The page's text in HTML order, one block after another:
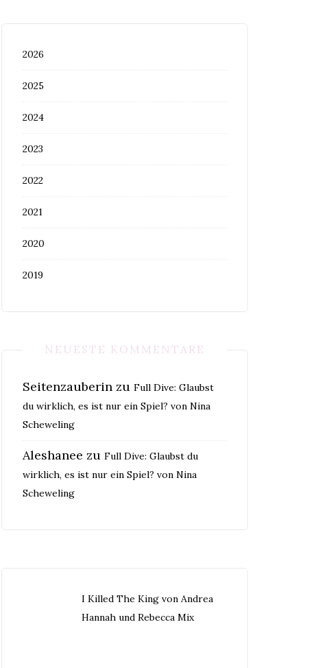
2026
2025
2024
2023
2022
2021
2020
2019
NEUESTE KOMMENTARE
Seitenzauberin zu Full Dive: Glaubst
du wirklich, es ist nur ein Spiel? von Nina
Scheweling
Aleshanee zu Full Dive: Glaubst du
wirklich, es ist nur ein Spiel? von Nina
Scheweling
I Killed The King von Andrea
Hannah und Rebecca Mix